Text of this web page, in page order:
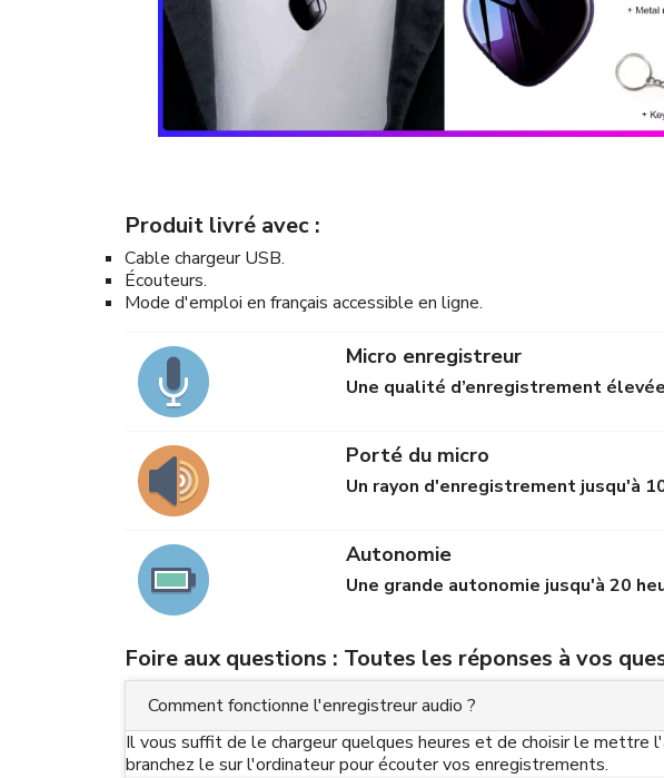
Produit livré avec :
Cable chargeur USB.
Écouteurs.
Mode d'emploi en français accessible en ligne.
Micro enregistreur
Une qualité d’enregistrement élevée
Porté du micro
Un rayon d'enregistrement jusqu'à
Autonomie
Une grande autonomie jusqu'à 20
Foire aux questions : Toutes les réponses à vos
Comment fonctionne l'enregistreur audio ?
Il vous suffit de le chargeur quelques heures et de choisir le
branchez le sur l'ordinateur pour écouter vos enregistrements.